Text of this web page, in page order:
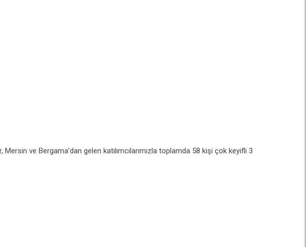
Mersin ve Bergama’dan gelen katılımcılarımızla toplamda 58 kişi çok keyifli 3